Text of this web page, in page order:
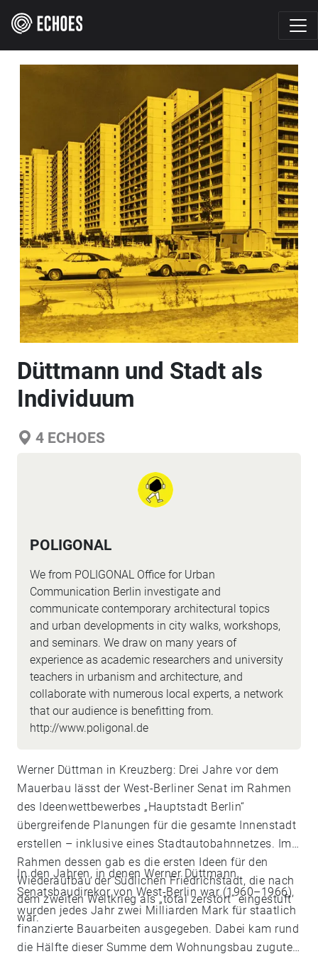
Düttmann und Stadt als
Individuum
4 ECHOES
POLIGONAL
We from POLIGONAL Office for Urban
Communication Berlin investigate and
communicate contemporary architectural topics
and urban developments in city walks, workshops,
and seminars. We draw on many years of
experience as academic researchers and university
teachers in urbanism and architecture, and
collaborate with numerous local experts, a network
that our audience is benefitting from.
http://www.poligonal.de
Werner Düttman in Kreuzberg: Drei Jahre vor dem
Mauerbau lässt der West-Berliner Senat im Rahmen
des Ideenwettbewerbes „Hauptstadt Berlin“
übergreifende Planungen für die gesamte Innenstadt
erstellen – inklusive eines Stadtautobahnnetzes. Im
Rahmen dessen gab es die ersten Ideen für den
Wiederaufbau der Südlichen Friedrichstadt, die nach
dem zweiten Weltkrieg als „total zerstört“ eingestuft
war.
In den Jahren, in denen Werner Düttmann
Senatsbaudirekor von West-Berlin war (1960–1966),
wurden jedes Jahr zwei Milliarden Mark für staatlich
finanzierte Bauarbeiten ausgegeben. Dabei kam rund
die Hälfte dieser Summe dem Wohnungsbau zugute